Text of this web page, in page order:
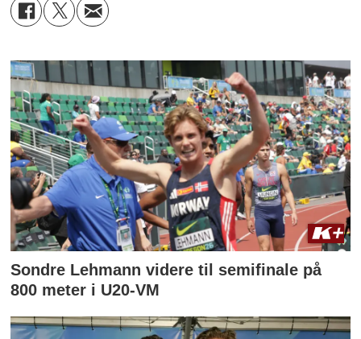
Sondre Lehmann videre til semifinale på
800 meter i U20-VM